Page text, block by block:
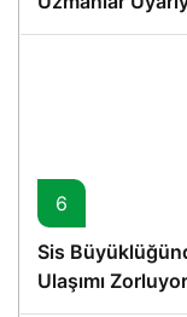
6
Sis
Ulaşımı Zorluyor